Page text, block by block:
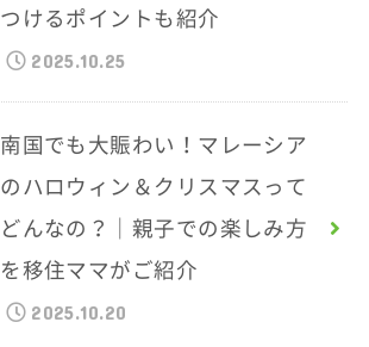
つけるポイントも紹介
2025.10.25
南国でも大賑わい！マレーシア
のハロウィン＆クリスマスって
どんなの？｜親子での楽しみ方
を移住ママがご紹介
2025.10.20